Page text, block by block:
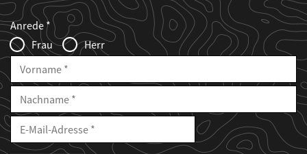
Web2Case
Infofelder
Fieldset
anrede_name
Anrede
Frau
Herr
Vorname
Nachname
E-
Mailadresse
E-
Adresse